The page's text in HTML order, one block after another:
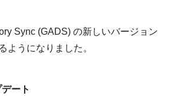
Sync (GADS) の新しいバージョン
ようになりました。
ート